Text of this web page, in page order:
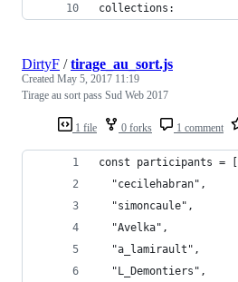
collections:
1 file 0 forks 1 comment
DirtyF /tirage_au_sort.js
Created May 5, 2017 11:19
Tirage au sort pass Sud Web 2017
const participants = [
  "cecilehabran",
  "simoncaule",
  "Avelka",
  "a_lamirault",
  "L_Demontiers",